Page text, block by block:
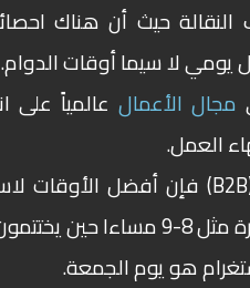
يومي لا سيما أوقات الدوام.
مجال الأعمال
B2B
العملي.
هو يوم الجمعة.